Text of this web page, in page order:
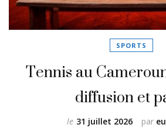
SPORTS
Tennis au
diffusion et
par
le 31 juillet 2026